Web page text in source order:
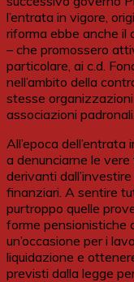
l’entrata in vigore,
riforma ebbe anche il
– che promossero
particolare, ai c.d.
nell’ambito della
stesse
associazioni padronali.
All’epoca
a denunciarne le
derivanti
finanziari. A sentire
purtroppo quelle
forme pensionistiche
un’occasione per i
liquidazione e
previsti dalla legge